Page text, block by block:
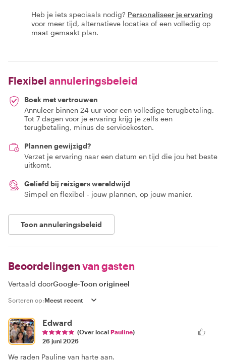
Heb je iets speciaals nodig? Personaliseer je ervaring
voor meer tijd, alternatieve locaties of een volledig op
maat gemaakt plan.
Flexibel annuleringsbeleid
Boek met vertrouwen
Annuleer binnen 24 uur voor een volledige terugbetaling.
Tot 7 dagen voor je ervaring krijg je zelfs een
terugbetaling, minus de servicekosten.
Plannen gewijzigd?
Verzet je ervaring naar een datum en tijd die jou het beste
uitkomt.
Geliefd bij reizigers wereldwijd
Simpel en flexibel - jouw plannen, op jouw manier.
Toon annuleringsbeleid
Beoordelingen van gasten
Vertaald doorGoogle-Toon origineel
Sorteren op:
Edward
(Over local Pauline)
26 juni 2026
We raden Pauline van harte aan.